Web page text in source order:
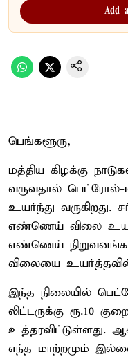
Add
பெங்களூரு,
மத்திய கிழக்கு
வருவதால்
உயர்ந்து வருகிறது.
எண்ணெய் விலை
எண்ணெய்
விலையை
இந்த நிலையில்
லிட்டருக்கு ரூ.10
உத்தரவிட்டுள்ளது.
எந்த மாற்றமும்